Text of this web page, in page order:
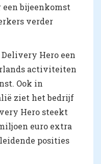
bijeenkomst
verder
Hero een
activiteiten
Ook in
ziet het bedrijf
Hero steekt
euro extra
posities